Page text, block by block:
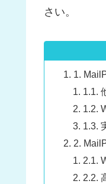
さい。
1.
1.1.
1.2.
1.3.
2.
2.1.
2.2.